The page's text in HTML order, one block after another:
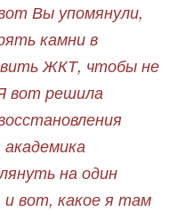
Вы упомянули,
камни в
ЖКТ, чтобы не
вот решила
на один
вот, какое я там